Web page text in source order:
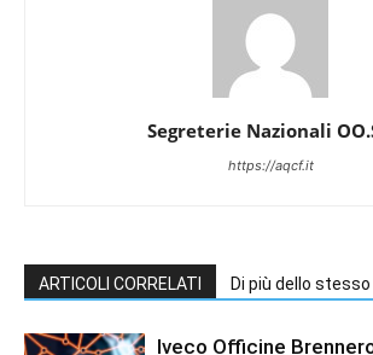
Segreterie Nazionali
https://aqcf.it
ARTICOLI CORRELATI Di più dello
Iveco Officine